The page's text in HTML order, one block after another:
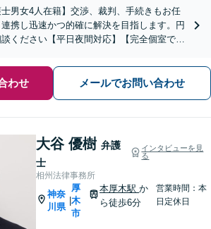
士男女4人在籍】交渉、裁判、手続きもお任
携し迅速かつ的確に解決を目指します。円
ください【平日夜間対応】【完全個室で対
わせ メールでお問い合わせ
大谷 優樹 弁護
士
インタビューを見
る
相州法律事務所
神奈
川県
|
厚
木
市
本厚木駅か
ら徒歩6分
営業時間：本
日定休日